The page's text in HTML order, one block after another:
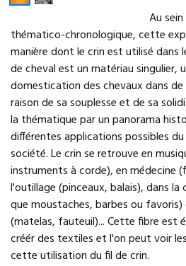
Au
thématico-chronologique, cette
manière dont le crin est utilisé dans
de cheval est un matériau singulier,
domestication des chevaux dans
raison de sa souplesse et de sa
la thématique par un panorama
différentes applications possibles
société. Le crin se retrouve en
instruments à corde), en médecine
l'outillage (pinceaux, balais), dans
que moustaches, barbes ou
(matelas, fauteuil)... Cette fibre est
créér des textiles et l'on peut voir
cette utilisation du fil de crin.